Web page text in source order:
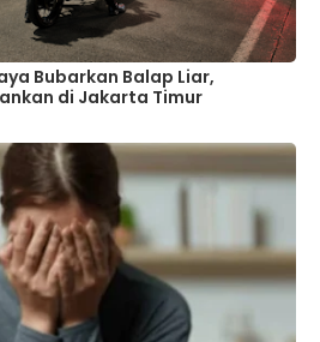
Bubarkan Balap Liar,
di Jakarta Timur